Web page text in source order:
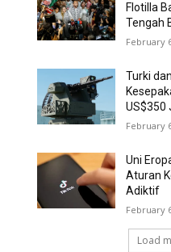
Flotilla
Tengah
February
Turki
US$350
February
Uni
Aturan
Adiktif
February
Load